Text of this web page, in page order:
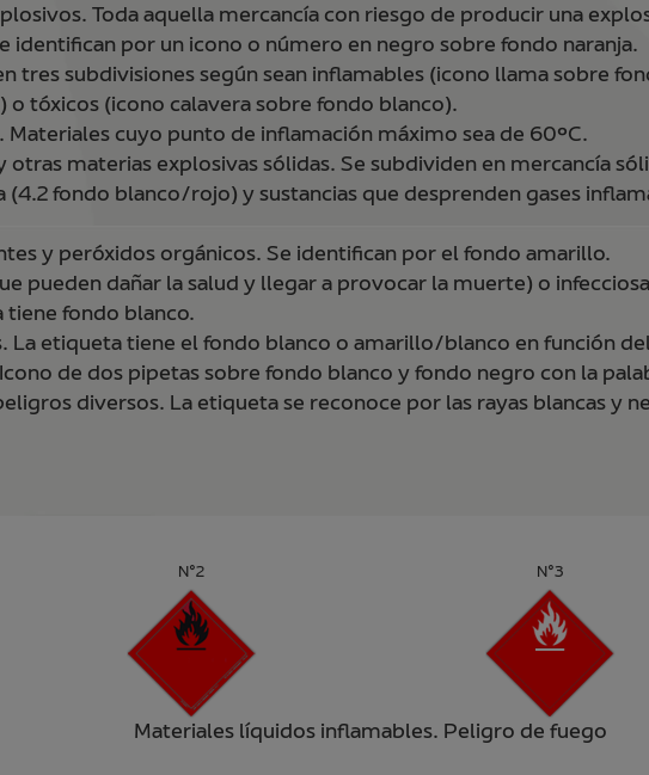
Toda aquella mercancía con riesgo de producir una
identifican por un icono o número en negro sobre fondo naranja.
tres subdivisiones según sean inflamables (icono llama sobre
tóxicos (icono calavera sobre fondo blanco).
Materiales cuyo punto de inflamación máximo sea de 60ºC.
materias explosivas sólidas. Se subdividen en mercancía
(4.2 fondo blanco/rojo) y sustancias que desprenden gases
y peróxidos orgánicos. Se identifican por el fondo amarillo.
pueden dañar la salud y llegar a provocar la muerte) o
tiene fondo blanco.
La etiqueta tiene el fondo blanco o amarillo/blanco en función
de dos pipetas sobre fondo blanco y fondo negro con la
diversos. La etiqueta se reconoce por las rayas blancas y
N°2 N°3
Materiales líquidos inflamables. Peligro de fuego